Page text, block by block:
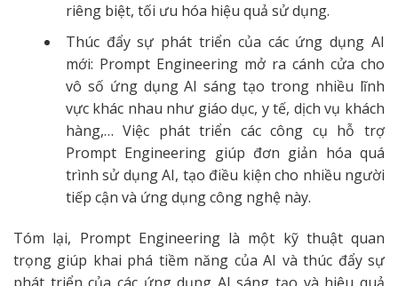
riêng biệt, tối ưu hóa hiệu quả sử dụng.
Thúc đẩy sự phát triển của các ứng dụng AI
mới: Prompt Engineering mở ra cánh cửa cho
vô số ứng dụng AI sáng tạo trong nhiều lĩnh
vực khác nhau như giáo dục, y tế, dịch vụ khách
hàng,… Việc phát triển các công cụ hỗ trợ
Prompt Engineering giúp đơn giản hóa quá
trình sử dụng AI, tạo điều kiện cho nhiều người
tiếp cận và ứng dụng công nghệ này.
Tóm lại, Prompt Engineering là một kỹ thuật quan
trọng giúp khai phá tiềm năng của AI và thúc đẩy sự